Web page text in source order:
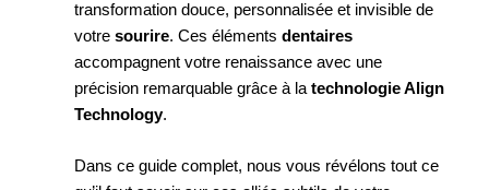
transformation douce, personnalisée et invisible de
votre sourire. Ces éléments dentaires
accompagnent votre renaissance avec une
précision remarquable grâce à la technologie Align
Technology.
Dans ce guide complet, nous vous révélons tout ce